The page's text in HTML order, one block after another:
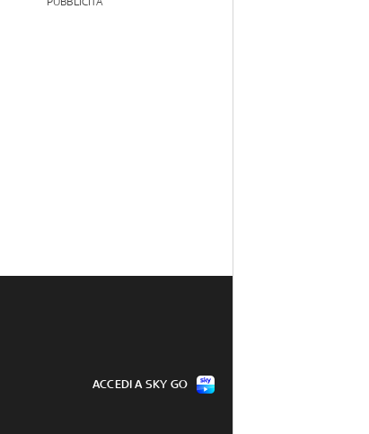
ACCEDI A SKY GO